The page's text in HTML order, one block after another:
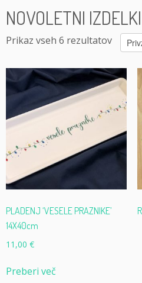
NOVOLETNI IZDELKI
Prikaz vseh 6 rezultatov
PLADENJ ‘VESELE PRAZNIKE’
14X40cm
11,00 €
Preberi več